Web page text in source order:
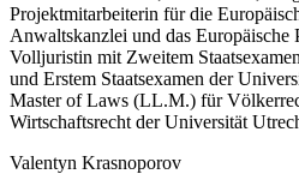
Projektmitarbeiterin für die
Anwaltskanzlei und das Europäische
Volljuristin mit Zweitem
und Erstem Staatsexamen der
Master of Laws (LL.M.) für
Wirtschaftsrecht der Universität
Valentyn Krasnoporov